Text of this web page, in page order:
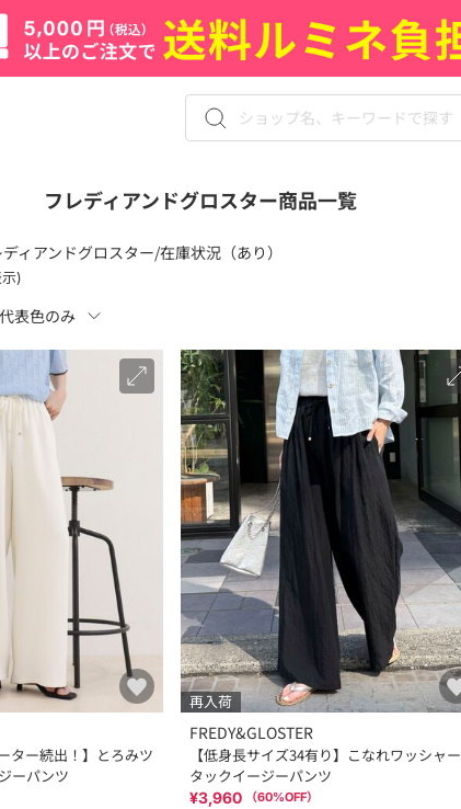
フレディアンドグロスター商品一覧
ディアンドグロスター/在庫状況（あり）
)
ター続出！】とろみツ
ーパンツ
再入荷
FREDY&GLOSTER
【低身長サイズ34有り】こなれワッシャー
タックイージーパンツ
¥3,960 （60%OFF）